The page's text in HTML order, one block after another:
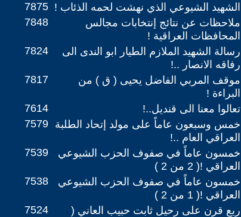
7875 الشهيد الشيوعي الذي نهشت لحمه الذئاب !
7848
ملاحظات عن نتائج إنتخابات مجالس
المحافظات العراقية !
7824
رسالة الشهيد الملازم الطيار ابو الندى الى
رفاقه الانصار ..!
7817
موقف المربي الفاضل يحيى ( ق ) من
البراءة !
7614 تعالوا معنا الى قنديل..!
7579 خمس وسبعون عاماً على مولد إتحاد الطلبة
العراقي العام ..!
7539
خمسون عاماً في صفوف الحزب الشيوعي
العراقي !( 2 من 2 )
7538
خمسون عاماً في صفوف الحزب الشيوعي
العراقي !( 1 من 2 )
7524
ربع قرن على رحيل ثابت حبيب العاني (